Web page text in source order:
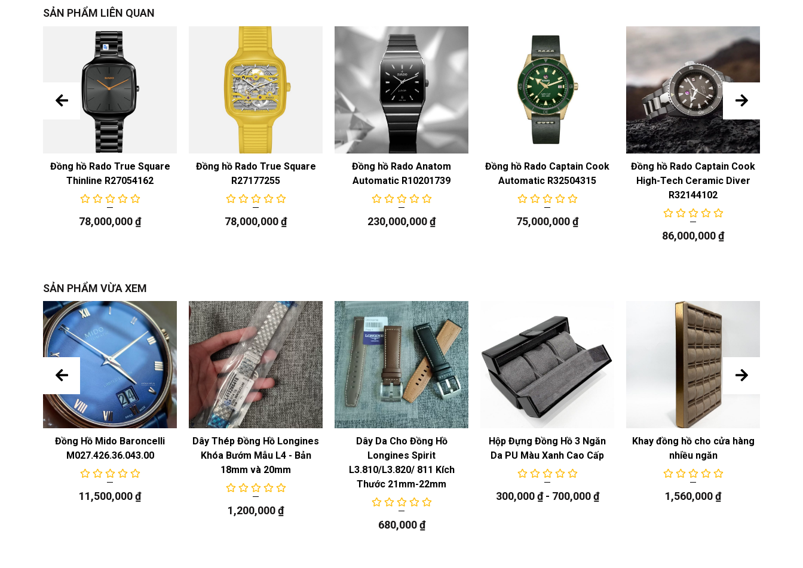
tần số rung 28800 lần/giờ, dự trữ năng lượng 38 giờ, 25 chân kính
Chức năng
SẢN PHẨM LIÊN QUAN
Đồng hồ Rado True Square
Thinline R27054162
78,000,000₫
Đồng hồ Rado True Square
R27177255
78,000,000₫
Đồng hồ Rado Anatom
Automatic R10201739
230,000,000₫
Đồng hồ Rado Captain Cook
Automatic R32504315
75,000,000₫
Đồng hồ Rado Captain Cook
High-Tech Ceramic Diver
R32144102
86,000,000₫
SẢN PHẨM VỪA XEM
Đồng Hồ Mido Baroncelli
M027.426.36.043.00
11,500,000₫
Dây Thép Đồng Hồ Longines
Khóa Bướm Mẫu L4 - Bản
18mm và 20mm
1,200,000₫
Dây Da Cho Đồng Hồ
Longines Spirit
L3.810/L3.820/ 811 Kích
Thước 21mm-22mm
680,000₫
Hộp Đựng Đồng Hồ 3 Ngăn
Da PU Màu Xanh Cao Cấp
300,000₫- 700,000₫
Khay đồng hồ cho cửa hàng
nhiều ngăn
1,560,000₫